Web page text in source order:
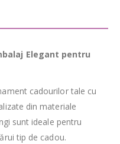
Elegant pentru
cadourilor tale cu
din materiale
sunt ideale pentru
tip de cadou.